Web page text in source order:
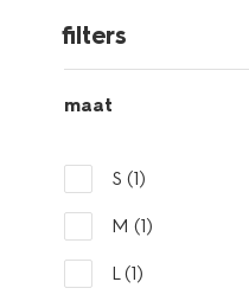
filters
maat
S (1)
M (1)
L(1)